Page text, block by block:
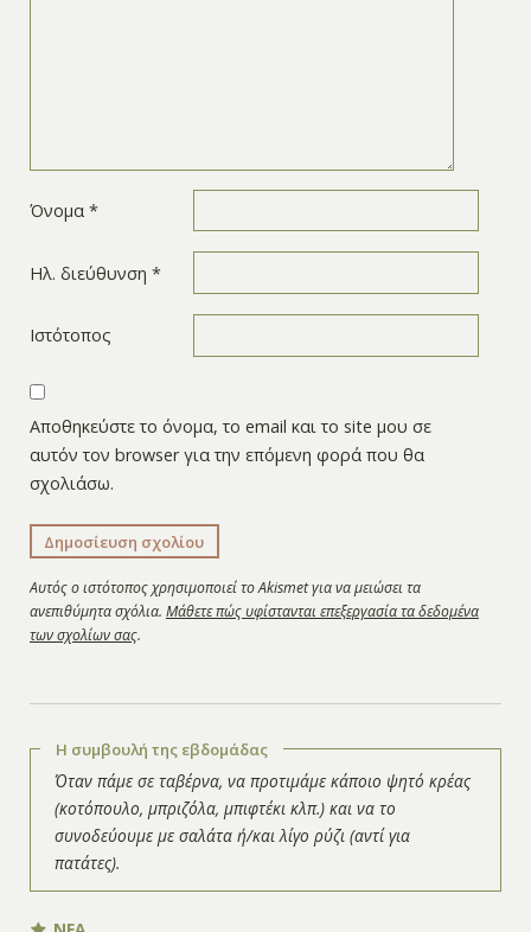
Όνομα *
Ηλ. διεύθυνση *
Ιστότοπος
Αποθηκεύστε το όνομα, το email και το site μου σε
αυτόν τον browser για την επόμενη φορά που θα
σχολιάσω.
Αυτός ο ιστότοπος χρησιμοποιεί το Akismet για να μειώσει τα
ανεπιθύμητα σχόλια. Μάθετε πώς υφίστανται επεξεργασία τα δεδομένα
των σχολίων σας.
Η συμβουλή της εβδομάδας
Όταν πάμε σε ταβέρνα, να προτιμάμε κάποιο ψητό κρέας
(κοτόπουλο, μπριζόλα, μπιφτέκι κλπ.) και να το
συνοδεύουμε με σαλάτα ή/και λίγο ρύζι (αντί για
πατάτες).